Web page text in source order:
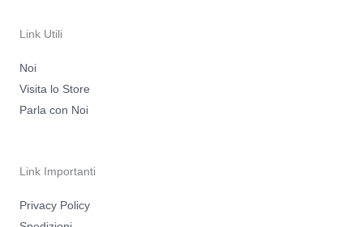
m
Link Utili
Noi
Visita lo Store
Parla con Noi
Link Importanti
Privacy Policy